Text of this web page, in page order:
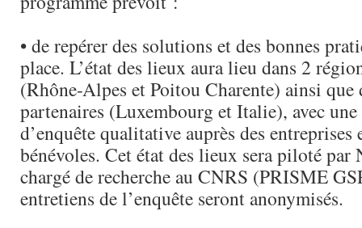
• de repérer des solutions et des bonnes
place. L’état des lieux aura lieu dans 2
(Rhône-Alpes et Poitou Charente) ainsi que
partenaires (Luxembourg et Italie), avec une
d’enquête qualitative auprès des entreprises
bénévoles. Cet état des lieux sera piloté par
chargé de recherche au CNRS (PRISME
entretiens de l’enquête seront anonymisés.